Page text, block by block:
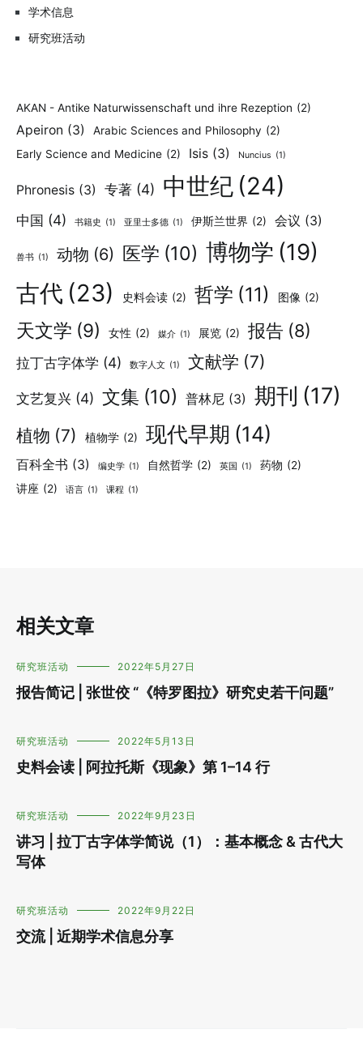
学术信息
研究班活动
AKAN - Antike Naturwissenschaft und ihre Rezeption (2)
Apeiron (3) Arabic Sciences and Philosophy (2)
Early Science and Medicine (2) Isis (3) Nuncius (1)
Phronesis (3) 专著 (4) 中世纪 (24)
中国 (4) 书籍史 (1) 亚里士多德 (1) 伊斯兰世界 (2) 会议 (3)
兽书 (1) 动物 (6) 医学 (10) 博物学 (19)
古代 (23) 史料会读 (2) 哲学 (11) 图像 (2)
天文学 (9) 女性 (2) 媒介 (1) 展览 (2) 报告 (8)
拉丁古字体学 (4) 数字人文 (1) 文献学 (7)
文艺复兴 (4) 文集 (10) 普林尼 (3) 期刊 (17)
植物 (7) 植物学 (2) 现代早期 (14)
百科全书 (3) 编史学 (1) 自然哲学 (2) 英国 (1) 药物 (2)
讲座 (2) 语言 (1) 课程 (1)
相关文章
研究班活动 2022年5月27日
报告简记 | 张世佼 “《特罗图拉》研究史若干问题”
研究班活动 2022年5月13日
史料会读 | 阿拉托斯《现象》第 1–14 行
研究班活动 2022年9月23日
讲习 | 拉丁古字体学简说（1）：基本概念 & 古代大
写体
研究班活动 2022年9月22日
交流 | 近期学术信息分享